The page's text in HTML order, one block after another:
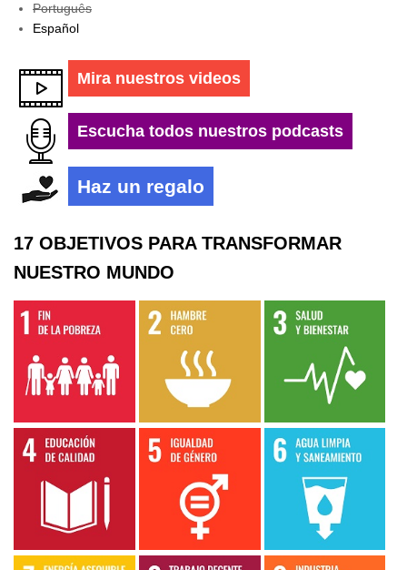
Português
Español
Mira nuestros videos
Escucha todos nuestros podcasts
Haz un regalo
17 OBJETIVOS PARA TRANSFORMAR
NUESTRO MUNDO